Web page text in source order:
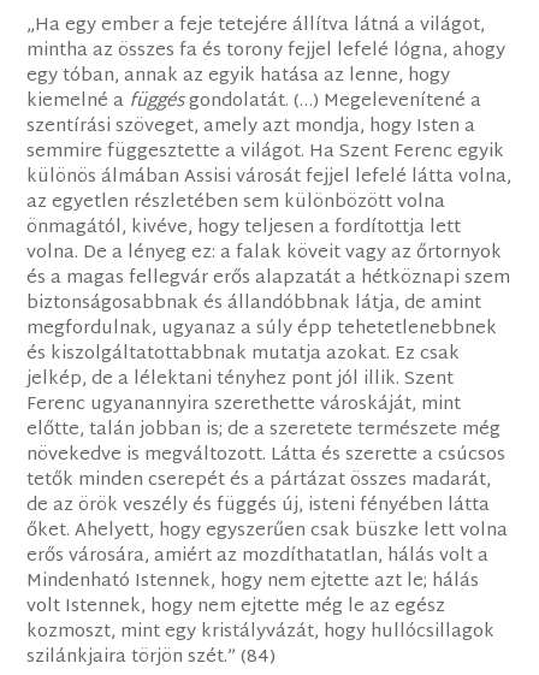
„Ha egy ember a feje tetejére állítva látná a világot,
mintha az összes fa és torony fejjel lefelé lógna, ahogy
egy tóban, annak az egyik hatása az lenne, hogy
kiemelné a függésgondolatát. (…) Megelevenítené a
szentírási szöveget, amely azt mondja, hogy Isten a
semmire függesztette a világot. Ha Szent Ferenc egyik
különös álmában Assisi városát fejjel lefelé látta volna,
az egyetlen részletében sem különbözött volna
önmagától, kivéve, hogy teljesen a fordítottja lett
volna. De a lényeg ez: a falak köveit vagy az őrtornyok
és a magas fellegvár erős alapzatát a hétköznapi szem
biztonságosabbnak és állandóbbnak látja, de amint
megfordulnak, ugyanaz a súly épp tehetetlenebbnek
és kiszolgáltatottabbnak mutatja azokat. Ez csak
jelkép, de a lélektani tényhez pont jól illik. Szent
Ferenc ugyanannyira szerethette városkáját, mint
előtte, talán jobban is; de a szeretete természete még
növekedve is megváltozott. Látta és szerette a csúcsos
tetők minden cserepét és a pártázat összes madarát,
de az örök veszély és függés új, isteni fényében látta
őket. Ahelyett, hogy egyszerűen csak büszke lett volna
erős városára, amiért az mozdíthatatlan, hálás volt a
Mindenható Istennek, hogy nem ejtette azt le; hálás
volt Istennek, hogy nem ejtette még le az egész
kozmoszt, mint egy kristályvázát, hogy hullócsillagok
szilánkjaira törjön szét.” (84)